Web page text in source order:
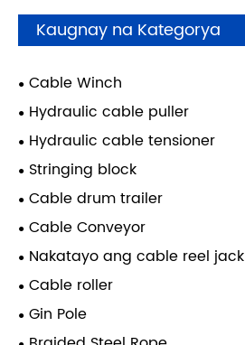
Kaugnay na Kategorya
Cable Winch
Hydraulic cable puller
Hydraulic cable tensioner
Stringing block
Cable drum trailer
Cable Conveyor
Nakatayo ang cable reel jack
Cable roller
Gin Pole